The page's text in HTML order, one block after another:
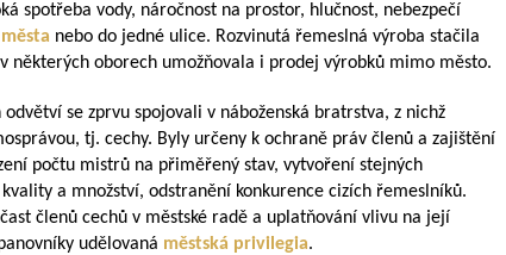
spotřeba vody, náročnost na prostor, hlučnost, nebezpečí
nebo do jedné ulice. Rozvinutá řemeslná výroba stačila
některých oborech umožňovala i prodej výrobků mimo město.
se zprvu spojovali v náboženská bratrstva, z nichž
tj. cechy. Byly určeny k ochraně práv členů a zajištění
počtu mistrů na přiměřený stav, vytvoření stejných
a množství, odstranění konkurence cizích řemeslníků.
členů cechů v městské radě a uplatňování vlivu na její
udělovaná městská privilegia.